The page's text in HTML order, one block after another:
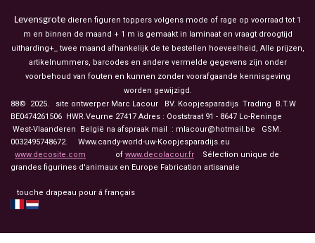
Levensgrote dieren figuren toppers volgens mode of rage op voorraad tot 1
m en binnen de maand + 1 m is gemaakt in laminaat en vraagt droogtijd
uitharding+_ twee maand afhankelijk de te bestellen hoeveelheid, Alle prijzen,
artikelnummers, barcodes en andere vermelde gegevens zijn onder
voorbehoud van fouten en kunnen zonder voorafgaande kennisgeving
worden gewijzigd.
88© 2025. site ontwerper Marc Lacour BV. Koopjesparadijs Trading
B.T.W
BE0474261506 HWR.Veurne 27417 Adres : Ooststraat 91 - 8647 Lo-Reninge
West-Vlaanderen België na afspraak mail : mlacour@hotmail.be GSM.
0032495748672. Www.candy-world-uw-Koopjesparadijs.eu
www.decosite.com of www.decolacour.fr Sélection unique de
grandes figurines d'animaux en Europe Fabrication artisanale
touche drapeau pour á français